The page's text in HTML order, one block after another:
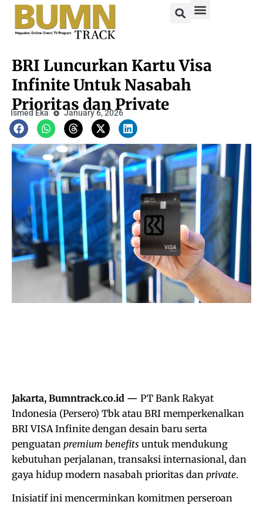
BRI Luncurkan Kartu Visa
Infinite Untuk Nasabah
Prioritas dan Private
Ismed Eka January 6, 2026
Jakarta, Bumntrack.co.id — PT Bank Rakyat
Indonesia (Persero) Tbk atau BRI memperkenalkan
BRI VISA Infinite dengan desain baru serta
penguatan premium benefits untuk mendukung
kebutuhan perjalanan, transaksi internasional, dan
gaya hidup modern nasabah prioritas dan private.
Inisiatif ini mencerminkan komitmen perseroan